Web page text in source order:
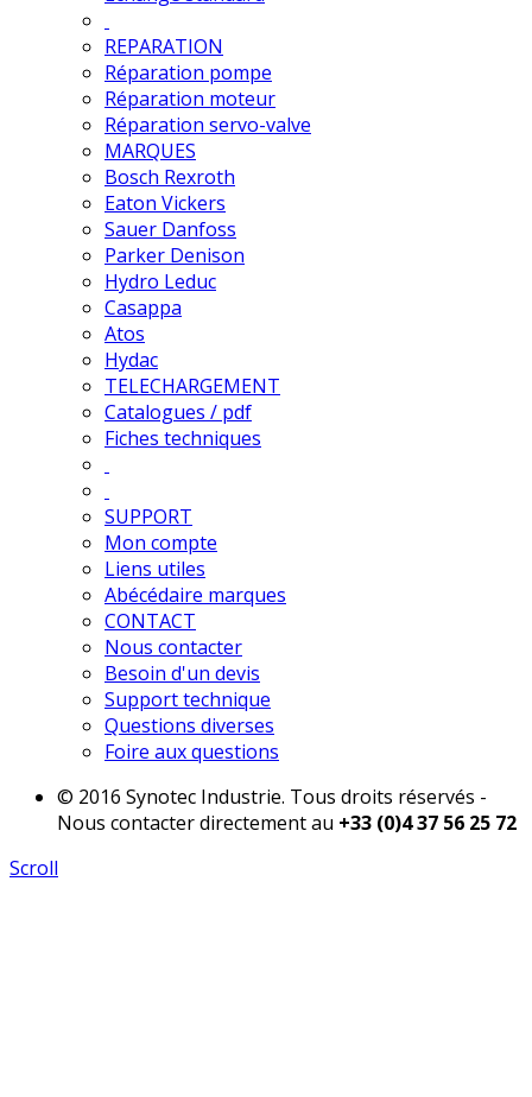
REPARATION
Réparation pompe
Réparation moteur
Réparation servo-valve
MARQUES
Bosch Rexroth
Eaton Vickers
Sauer Danfoss
Parker Denison
Hydro Leduc
Casappa
Atos
Hydac
TELECHARGEMENT
Catalogues / pdf
Fiches techniques
SUPPORT
Mon compte
Liens utiles
Abécédaire marques
CONTACT
Nous contacter
Besoin d'un devis
Support technique
Questions diverses
Foire aux questions
© 2016 Synotec Industrie. Tous droits réservés -
Nous contacter directement au +33 (0)4 37 56 25 72
Scroll